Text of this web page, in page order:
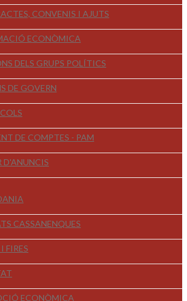
CONVENIS I AJUTS
ECONÒMICA
DELS GRUPS POLÍTICS
DE GOVERN
DE COMPTES - PAM
D'ANUNCIS
CASSANENQUES
FIRES
ECONÒMICA